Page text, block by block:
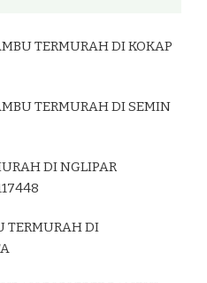
TERMURAH DI KOKAP
TERMURAH DI SEMIN
DI NGLIPAR
TERMURAH DI